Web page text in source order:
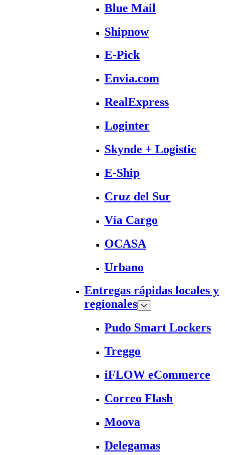
Blue Mail
Shipnow
E-Pick
Envia.com
RealExpress
Loginter
Skynde + Logistic
E-Ship
Cruz del Sur
Vía Cargo
OCASA
Urbano
Entregas rápidas locales y
regionales
Pudo Smart Lockers
Treggo
iFLOW eCommerce
Correo Flash
Moova
Delegamas